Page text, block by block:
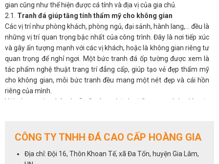
gian cũng như thể hiện được cá tính và địa vị của gia chủ.
2.1. Tranh đá giúp tăng tính thẩm mỹ cho không gian
Các vị trí như phòng khách, phòng ngủ, đại sảnh, hành lang,… đều là
những vị trí quan trọng bậc nhất của công trình. Đây là nơi tiếp xúc
và gây ấn tượng mạnh với các vị khách, hoặc là không gian riêng tư
quan trọng để nghỉ ngơi. Một bức tranh đá ốp tường được xem là
tác phẩm nghệ thuật trang trí đẳng cấp, giúp tạo vẻ đẹp thẩm mỹ
cho không gian, mỗi bức tranh đều mang một nét đẹp và cái hồn
riêng của mình.
Với những gia chủ có sẵn “máu nghệ thuật” trong mình, thì một
2.2.Tranh đá giúp điều hòa phong thủy cho phòng khách
nghĩa phong thủy, có thể tác động đến âm dương ngũ hành và làm
CÔNG TY TNHH ĐÁ CAO CẤP HOÀNG GIA
Địa chỉ: Đội 16, Thôn Khoan Tế, xã Đa Tốn, huyện Gia Lâm,